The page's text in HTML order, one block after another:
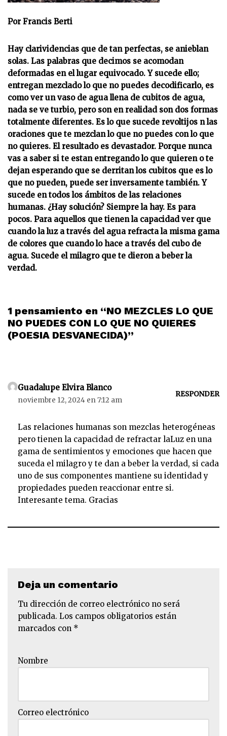
Por Francis Berti
Hay clarividencias que de tan perfectas, se anieblan
solas. Las palabras que decimos se acomodan
deformadas en el lugar equivocado. Y sucede ello;
entregan mezclado lo que no puedes decodificarlo, es
como ver un vaso de agua llena de cubitos de agua,
nada se ve turbio, pero son en realidad son dos formas
totalmente diferentes. Es lo que sucede revoltijos n las
oraciones que te mezclan lo que no puedes con lo que
no quieres. El resultado es devastador. Porque nunca
vas a saber si te estan entregando lo que quieren o te
dejan esperando que se derritan los cubitos que es lo
que no pueden, puede ser inversamente también. Y
sucede en todos los ámbitos de las relaciones
humanas. ¿Hay solución? Siempre la hay. Es para
pocos. Para aquellos que tienen la capacidad ver que
cuando la luz a través del agua refracta la misma gama
de colores que cuando lo hace a través del cubo de
agua. Sucede el milagro que te dieron a beber la
verdad.
1 pensamiento en “NO MEZCLES LO QUE
NO PUEDES CON LO QUE NO QUIERES
(POESIA DESVANECIDA)”
Guadalupe Elvira Blanco
noviembre 12, 2024 en 7:12 am
RESPONDER
Las relaciones humanas son mezclas heterogéneas
pero tienen la capacidad de refractar laLuz en una
gama de sentimientos y emociones que hacen que
suceda el milagro y te dan a beber la verdad, si cada
uno de sus componentes mantiene su identidad y
propiedades pueden reaccionar entre si.
Interesante tema. Gracias
Deja un comentario
Tu dirección de correo electrónico no será
publicada. Los campos obligatorios están
marcados con *
Nombre
Correo electrónico